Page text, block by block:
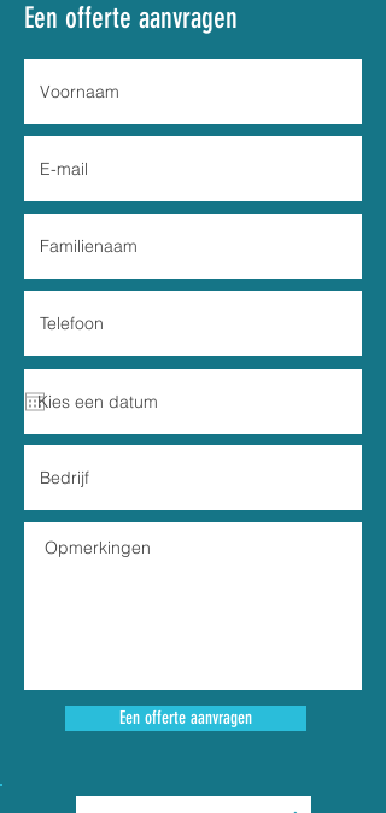
Een offerte aanvragen
Een offerte aanvragen